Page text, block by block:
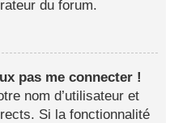
du forum.
pas me connecter !
nom d’utilisateur et
Si la fonctionnalité